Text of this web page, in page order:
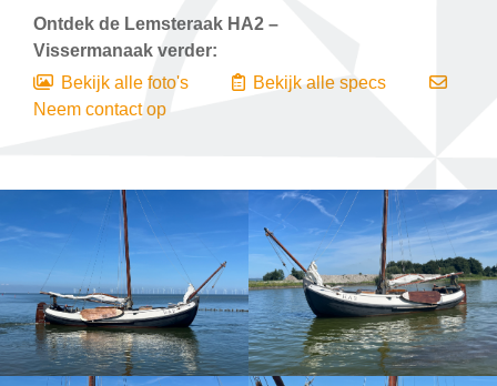
Ontdek de Lemsteraak HA2 –
Vissermanaak verder:
Bekijk alle foto's
Bekijk alle specs
Neem contact op